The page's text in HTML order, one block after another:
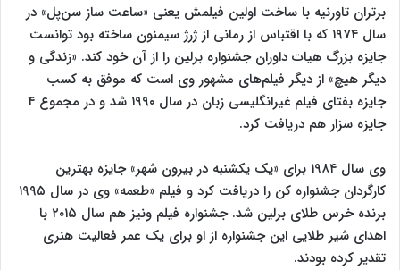
برتران تاورنیه با ساخت اولین فیلمش یعنی «ساعت ساز سن‌پل» در
سال ۱۹۷۴ که با اقتباس از رمانی از ژرژ سیمنون ساخته بود توانست
جایزه بزرگ هیات داوران جشنواره برلین را از آن خود کند. «زندگی و
دیگر هیچ» از دیگر فیلم‌های مشهور وی است که موفق به کسب
جایزه بفتای فیلم غیرانگلیسی زبان در سال ۱۹۹۰ شد و در مجموع ۴
جایزه سزار هم دریافت کرد.
وی سال ۱۹۸۴ برای «یک یکشنبه در بیرون شهر» جایزه بهترین
کارگردان جشنواره کن را دریافت کرد و فیلم «طعمه» وی در سال ۱۹۹۵
برنده خرس طلای برلین شد. جشنواره فیلم ونیز هم سال ۲۰۱۵ با
اهدای شیر طلایی این جشنواره از او برای یک عمر فعالیت هنری
تقدیر کرده بودند.